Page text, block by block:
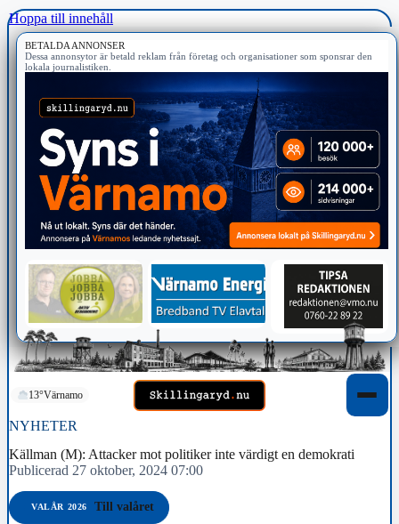
Hoppa till innehåll
BETALDA ANNONSER
Dessa annonsytor är betald reklam från företag och organisationer som sponsrar den
lokala journalistiken.
13°Värnamo
NYHETER
Källman (M): Attacker mot politiker inte värdigt en demokrati
Publicerad 27 oktober, 2024 07:00
VALÅR 2026 Till valåret